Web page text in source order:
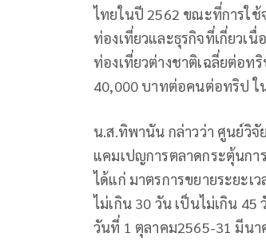
ไทยในปี 2562 ขณะที่การใช้
ท่องเที่ยวและธุรกิจที่เกี่ยวเ
ท่องเที่ยวต่างชาติเฉลี่ยต่อ
40,000 บาทต่อคนต่อทริป ใ
น.ส.ทิพานัน กล่าวว่า ศูนย์วิจั
แคมเปญการตลาดกระตุ้นกา
ได้แก่ มาตรการขยายระยะเ
ไม่เกิน 30 วัน เป็นไม่เกิน 45
วันที่ 1 ตุลาคม2565-31 มีนา